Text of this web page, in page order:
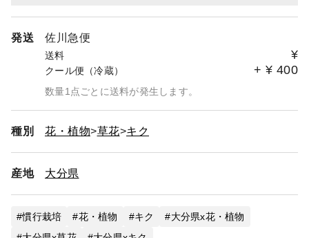
発送 佐川急便
送料 ¥
クール便（冷蔵） + ¥ 400
数量1点ごとに送料が発生します。
種別 花・植物 草花 キク
産地 大分県
慣行栽培 花・植物 キク
大分県x花・植物